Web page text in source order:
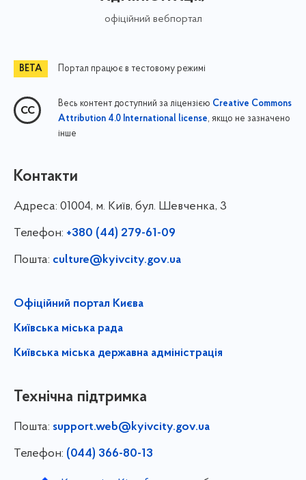
офіційний вебпортал
Портал працює в тестовому режимі
Весь контент доступний за ліцензією Creative Commons
Attribution 4.0 International license, якщо не зазначено
інше
Контакти
Адреса: 01004, м. Київ, бул. Шевченка, 3
Телефон: +380 (44) 279-61-09
Пошта: culture@kyivcity.gov.ua
Офіційний портал Києва
Київська міська рада
Київська міська державна адміністрація
Технічна підтримка
Пошта: support.web@kyivcity.gov.ua
Телефон: (044) 366-80-13